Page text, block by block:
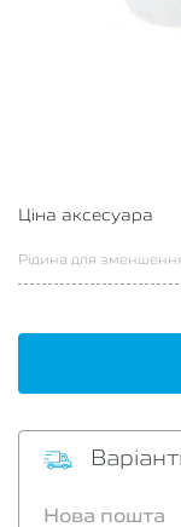
Ціна аксесуара
Нова пошта